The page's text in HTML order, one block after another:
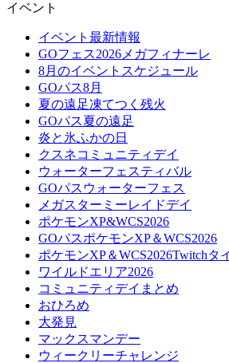
イベント
イベント最新情報
GOフェス2026メガフィナーレ
8月のイベントスケジュール
GOパス8月
夏の遠足凍てつく残火
GOパス夏の遠足
炎と氷ふかの日
クスネコミュニティデイ
ウォーターフェスティバル
GOパスウォーターフェス
メガスターミーレイドデイ
ポケモンXP&WCS2026
GOパスポケモンXP＆WCS2026
ポケモンXP＆WCS2026Twitchタ
ワイルドエリア2026
コミュニティデイまとめ
おひろめ
大発見
マックスマンデー
ウィークリーチャレンジ